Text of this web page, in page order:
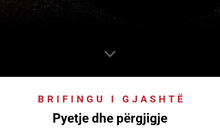
BRIFINGU I GJASHTË
Pyetje dhe përgjigje